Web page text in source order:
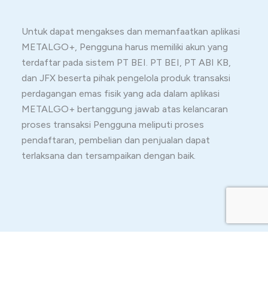
Untuk dapat mengakses dan memanfaatkan aplikasi
METALGO+, Pengguna harus memiliki akun yang
terdaftar pada sistem PT BEI. PT BEI, PT ABI KB,
dan JFX beserta pihak pengelola produk transaksi
perdagangan emas fisik yang ada dalam aplikasi
METALGO+ bertanggung jawab atas kelancaran
proses transaksi Pengguna meliputi proses
pendaftaran, pembelian dan penjualan dapat
terlaksana dan tersampaikan dengan baik.